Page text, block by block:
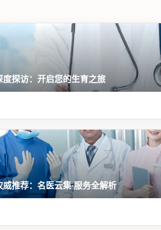
探访：开启您的生育之旅
推荐：名医云集·服务全解析